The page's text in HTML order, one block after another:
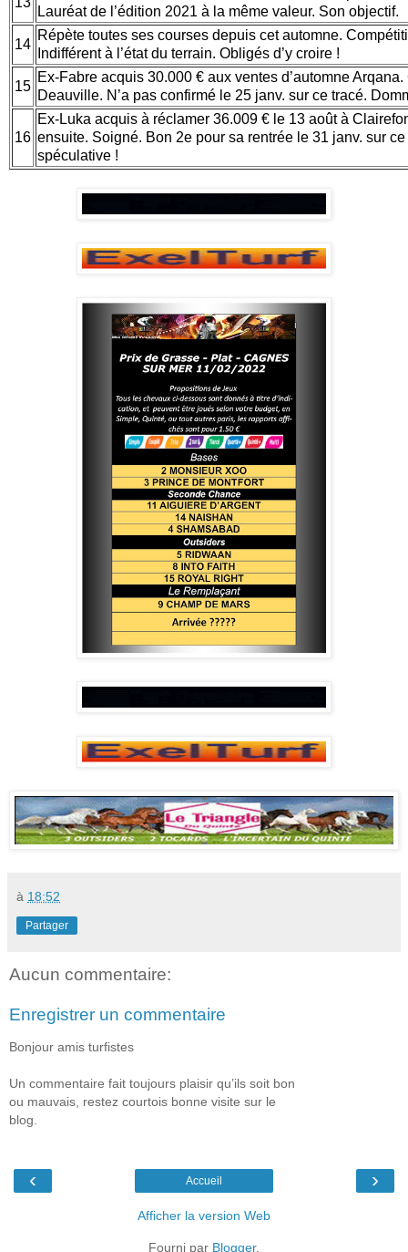
Lauréat de l’édition 2021 à la même valeur. Son objectif.
14
Répète toutes ses courses depuis cet automne.
Indifférent à l’état du terrain. Obligés d’y croire !
15
Ex-Fabre acquis 30.000 € aux ventes d’automne
Deauville. N’a pas confirmé le 25 janv. sur ce tracé.
16
Ex-Luka acquis à réclamer 36.009 € le 13 août à
ensuite. Soigné. Bon 2e pour sa rentrée le 31 janv. sur
spéculative !
à 18:52
Partager
Aucun commentaire:
Enregistrer un commentaire
Bonjour amis turfistes
Un commentaire fait toujours plaisir qu’ils soit bon
ou mauvais, restez courtois bonne visite sur le
blog.
‹ ›
Accueil
Afficher la version Web
Fourni par Blogger.